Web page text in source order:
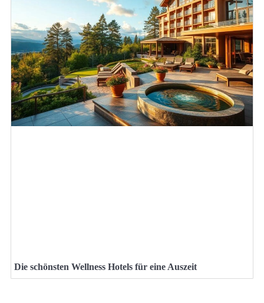
Die schönsten Wellness Hotels für eine Auszeit